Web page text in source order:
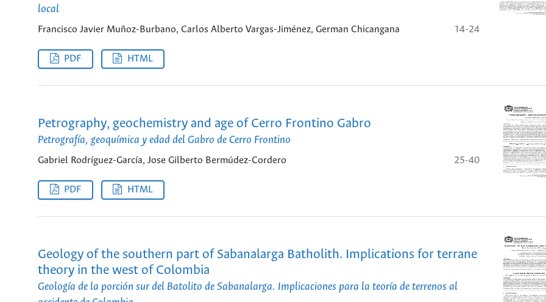
local
Francisco Javier Muñoz-Burbano, Carlos Alberto Vargas-Jiménez, German Chicangana 14-24
PDF HTML
Petrography, geochemistry and age of Cerro Frontino Gabro
Petrografía, geoquímica y edad del Gabro de Cerro Frontino
Gabriel Rodríguez-García, Jose Gilberto Bermúdez-Cordero 25-40
PDF HTML
Geology of the southern part of Sabanalarga Batholith. Implications for terrane
theory in the west of Colombia
Geología de la porción sur del Batolito de Sabanalarga. Implicaciones para la teoría de terrenos al